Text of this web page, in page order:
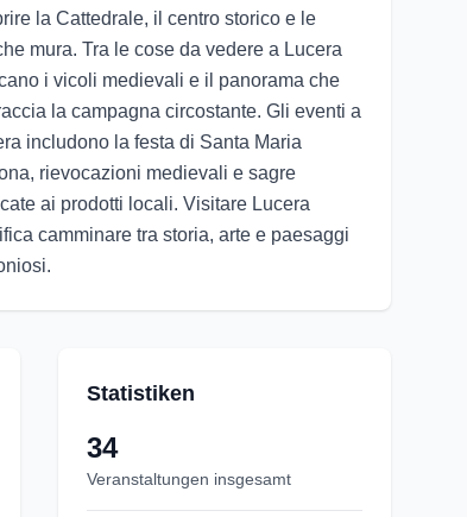
la Cattedrale, il centro storico e le
mura. Tra le cose da vedere a Lucera
i vicoli medievali e il panorama che
la campagna circostante. Gli eventi a
includono la festa di Santa Maria
rievocazioni medievali e sagre
ai prodotti locali. Visitare Lucera
camminare tra storia, arte e paesaggi
Statistiken
34
Veranstaltungen insgesamt